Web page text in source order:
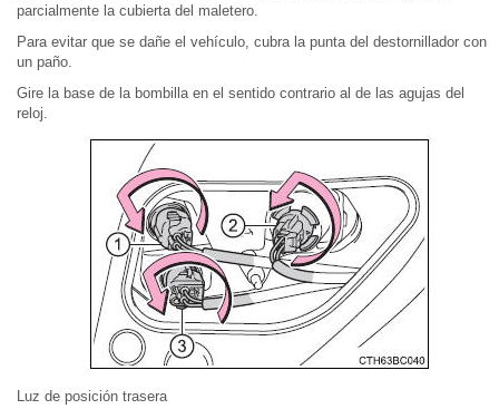
parcialmente la cubierta del maletero.
Para evitar que se dañe el vehículo, cubra la punta del destornillador con
un paño.
Gire la base de la bombilla en el sentido contrario al de las agujas del
reloj.
Luz de posición trasera